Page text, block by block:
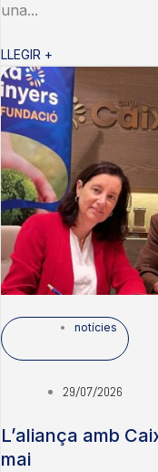
una...
LLEGIR +
notícies
29/07/2026
L’aliança amb
mai